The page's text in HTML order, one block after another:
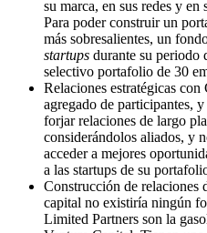
su marca, en sus redes y
Para poder construir un
más sobresalientes, un
startups durante su periodo
selectivo portafolio de 30
Relaciones estratégicas
agregado de participantes,
forjar relaciones de largo
considerándolos aliados, y
acceder a mejores
a las startups de su
Construcción de relaciones
capital no existiría ningún
Limited Partners son la